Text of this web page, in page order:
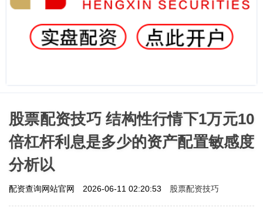
股票配资技巧 结构性行情下1万元10
倍杠杆利息是多少的资产配置敏感度
分析以
配资查询网站官网 2026-06-11 02:20:53 股票配资技巧